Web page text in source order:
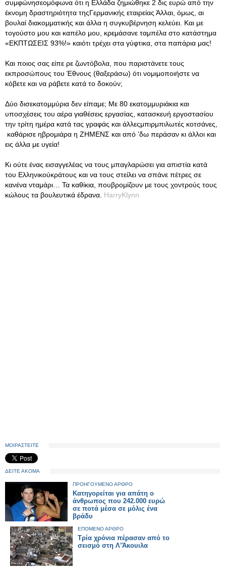
συμφώνησεομόφωνα ότι η Ελλάδα ζημιώθηκε 2 δις ευρώ από την
έκνομη δραστηριότητα τηςΓερμανικής εταιρείας Άλλαι, όμως, αι
βουλαί διακομματικής και άλλα η συγκυβέρνηση κελεύει. Και με
τογούστο μου και καπέλο μου, κρεμάσανε ταμπέλα στο κατάστημα
«ΕΚΠΤΩΣΕΙΣ 93%!» καιότι τρέχει στα γύφτικα, στα παπάρια μας!
Και ποιος σας είπε ρε ζωντόβολα, που παριστάνετε τους
εκπροσώπους του Έθνους (θαξεράσω) ότι νομιμοποιήστε να
κόβετε και να ράβετε κατά το δοκούν;
Δύο δισεκατομμύρια δεν είπαμε; Με 80 εκατομμυριάκια και
υποσχέσεις του αέρα γιαθέσεις εργασίας, κατασκευή εργοστασίου
την τρίτη ημέρα κατά τας γραφάς και άλλεςμπιρμπιλωτές κοτσάνες,
καθάρισε ηβρομιάρα η ΖΗΜΕΝΣ και από ’δω περάσαν κι άλλοι και
εις άλλα με υγεία!
Κι ούτε ένας εισαγγελέας να τους μπαγλαρώσει για απιστία κατά
του Ελληνικούκράτους και να τους στείλει να σπάνε πέτρες σε
κανένα νταμάρι… Τα καθίκια, πουβρoμίζουν με τους χοντρούς τους
κώλους τα βουλευτικά έδρανα. HarryKlynn
ΜΟΙΡΑΣΤΕΙΤΕ
ΔΕΙΤΕ ΑΚΟΜΑ
ΠΡΟΗΓΟΥΜΕΝΟ ΑΡΘΡΟ
Κατηγορείται για απάτη ο
άνθρωπος που 242.000 ευρώ
σε ποτά μέσα σε μόλις ένα
βράδυ
ΕΠΟΜΕΝΟ ΑΡΘΡΟ
Τρία χρόνια πέρασαν από το
σεισμό στη Λ’Άκουιλα